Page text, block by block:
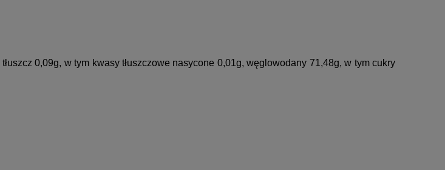
tłuszcz 0,09g, wtym kwasy tłuszczowe nasycone 0,01g, węglowodany 71,48g, w tym cukry